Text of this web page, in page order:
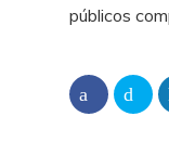
públicos